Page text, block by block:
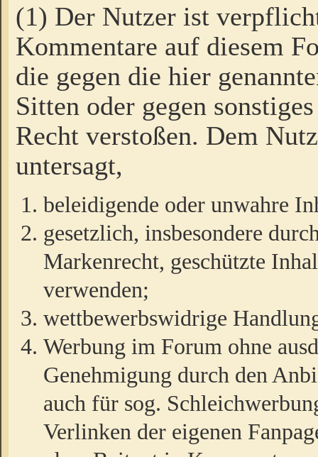
(1) Der Nutzer ist
Kommentare auf diesem
die gegen die hier
Sitten oder gegen
Recht verstoßen. Dem
untersagt,
beleidigende oder unwahre
gesetzlich, insbesondere
Markenrecht, geschützte
verwenden;
wettbewerbswidrige
Werbung im Forum ohne
Genehmigung durch den
auch für sog.
Verlinken der eigenen